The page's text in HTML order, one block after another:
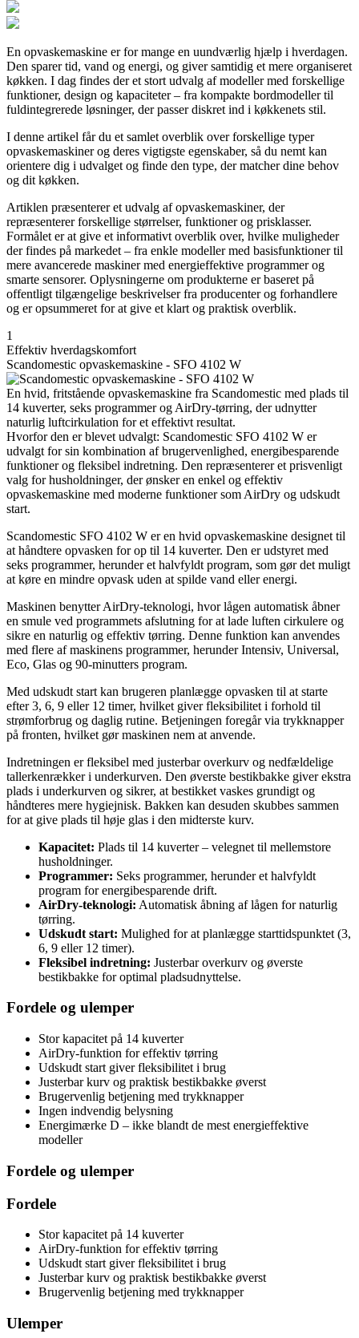
En opvaskemaskine er for mange en uundværlig hjælp i hverdagen.
Den sparer tid, vand og energi, og giver samtidig et mere organiseret
køkken. I dag findes der et stort udvalg af modeller med forskellige
funktioner, design og kapaciteter – fra kompakte bordmodeller til
fuldintegrerede løsninger, der passer diskret ind i køkkenets stil.
I denne artikel får du et samlet overblik over forskellige typer
opvaskemaskiner og deres vigtigste egenskaber, så du nemt kan
orientere dig i udvalget og finde den type, der matcher dine behov
og dit køkken.
Artiklen præsenterer et udvalg af opvaskemaskiner, der
repræsenterer forskellige størrelser, funktioner og prisklasser.
Formålet er at give et informativt overblik over, hvilke muligheder
der findes på markedet – fra enkle modeller med basisfunktioner til
mere avancerede maskiner med energieffektive programmer og
smarte sensorer. Oplysningerne om produkterne er baseret på
offentligt tilgængelige beskrivelser fra producenter og forhandlere
og er opsummeret for at give et klart og praktisk overblik.
1
Effektiv hverdagskomfort
Scandomestic opvaskemaskine - SFO 4102 W
En hvid, fritstående opvaskemaskine fra Scandomestic med plads til
14 kuverter, seks programmer og AirDry-tørring, der udnytter
naturlig luftcirkulation for et effektivt resultat.
Hvorfor den er blevet udvalgt: Scandomestic SFO 4102 W er
udvalgt for sin kombination af brugervenlighed, energibesparende
funktioner og fleksibel indretning. Den repræsenterer et prisvenligt
valg for husholdninger, der ønsker en enkel og effektiv
opvaskemaskine med moderne funktioner som AirDry og udskudt
start.
Scandomestic SFO 4102 W er en hvid opvaskemaskine designet til
at håndtere opvasken for op til 14 kuverter. Den er udstyret med
seks programmer, herunder et halvfyldt program, som gør det muligt
at køre en mindre opvask uden at spilde vand eller energi.
Maskinen benytter AirDry-teknologi, hvor lågen automatisk åbner
en smule ved programmets afslutning for at lade luften cirkulere og
sikre en naturlig og effektiv tørring. Denne funktion kan anvendes
med flere af maskinens programmer, herunder Intensiv, Universal,
Eco, Glas og 90-minutters program.
Med udskudt start kan brugeren planlægge opvasken til at starte
efter 3, 6, 9 eller 12 timer, hvilket giver fleksibilitet i forhold til
strømforbrug og daglig rutine. Betjeningen foregår via trykknapper
på fronten, hvilket gør maskinen nem at anvende.
Indretningen er fleksibel med justerbar overkurv og nedfældelige
tallerkenrækker i underkurven. Den øverste bestikbakke giver ekstra
plads i underkurven og sikrer, at bestikket vaskes grundigt og
håndteres mere hygiejnisk. Bakken kan desuden skubbes sammen
for at give plads til høje glas i den midterste kurv.
Kapacitet: Plads til 14 kuverter – velegnet til mellemstore
husholdninger.
Programmer: Seks programmer, herunder et halvfyldt
program for energibesparende drift.
AirDry-teknologi: Automatisk åbning af lågen for naturlig
tørring.
Udskudt start: Mulighed for at planlægge starttidspunktet (3,
6, 9 eller 12 timer).
Fleksibel indretning: Justerbar overkurv og øverste
bestikbakke for optimal pladsudnyttelse.
Fordele og ulemper
Stor kapacitet på 14 kuverter
AirDry-funktion for effektiv tørring
Udskudt start giver fleksibilitet i brug
Justerbar kurv og praktisk bestikbakke øverst
Brugervenlig betjening med trykknapper
Ingen indvendig belysning
Energimærke D – ikke blandt de mest energieffektive
modeller
Fordele og ulemper
Fordele
Stor kapacitet på 14 kuverter
AirDry-funktion for effektiv tørring
Udskudt start giver fleksibilitet i brug
Justerbar kurv og praktisk bestikbakke øverst
Brugervenlig betjening med trykknapper
Ulemper